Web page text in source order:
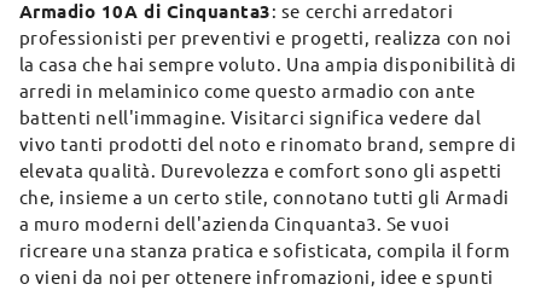
Armadio 10A di Cinquanta3: se cerchi arredatori
professionisti per preventivi e progetti, realizza con noi
la casa che hai sempre voluto. Una ampia disponibilità di
arredi in melaminico come questo armadio con ante
battenti nell'immagine. Visitarci significa vedere dal
vivo tanti prodotti del noto e rinomato brand, sempre di
elevata qualità. Durevolezza e comfort sono gli aspetti
che, insieme a un certo stile, connotano tutti gli Armadi
a muro moderni dell'azienda Cinquanta3. Se vuoi
ricreare una stanza pratica e sofisticata, compila il form
o vieni da noi per ottenere infromazioni, idee e spunti